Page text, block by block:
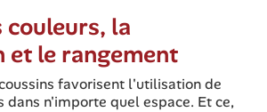
la
le rangement
favorisent l'utilisation de
dans n'importe quel espace. Et ce,